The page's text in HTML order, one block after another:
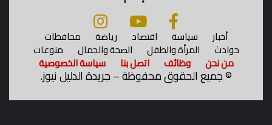
أخبار سياسة اقتصاد رياضة محافظات
حوادث المرأة والطفل الصحة والجمال منوعات
من نحن وظائف اتصل بنا سياسة الخصوصية
©جميع الحقوق محفوظة – جريدة الدليل نيوز.